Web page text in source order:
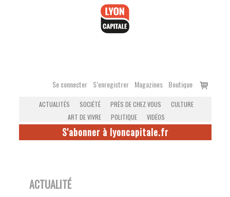
Se connecter S’enregistrer Magazines Boutique
Voir
ACTUALITÉS SOCIÉTÉ PRÈS DE CHEZ VOUS
CULTURE
ART DE VIVRE
POLITIQUE VIDÉOS
S'abonner à lyoncapitale.fr
ACTUALITÉ